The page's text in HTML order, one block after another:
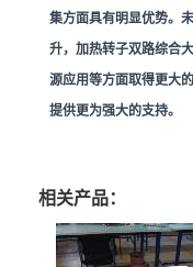
集方面具有明显优势。
升，加热转子双路综合
源应用等方面取得更大
提供更为强大的支持。
相关产品：